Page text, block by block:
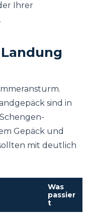
Ihrer
sind in
Gepäck und
mit deutlich
Was
passier
t